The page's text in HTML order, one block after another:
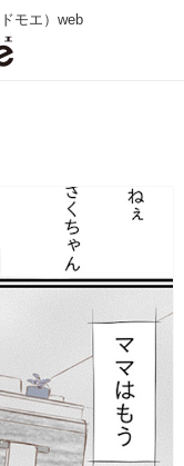
モエ）web